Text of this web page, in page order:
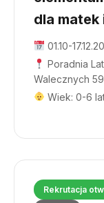
dla matek
01.10-
Poradnia
Walecznych
Wiek: 0-6
Rekrutacja